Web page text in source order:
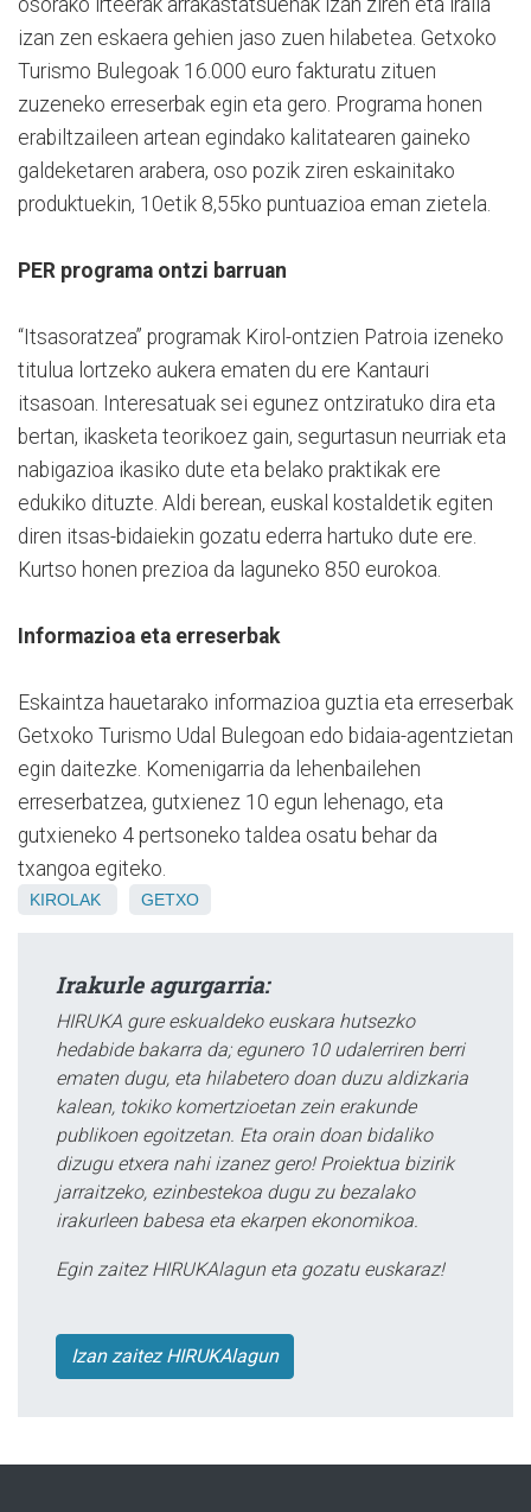
izan zen eskaera gehien jaso zuen hilabetea. Getxoko
Turismo Bulegoak 16.000 euro fakturatu zituen
zuzeneko erreserbak egin eta gero. Programa honen
erabiltzaileen artean egindako kalitatearen gaineko
galdeketaren arabera, oso pozik ziren eskainitako
produktuekin, 10etik 8,55ko puntuazioa eman zietela.
PER programa ontzi barruan
“Itsasoratzea” programak Kirol-ontzien Patroia izeneko
titulua lortzeko aukera ematen du ere Kantauri
itsasoan. Interesatuak sei egunez ontziratuko dira eta
bertan, ikasketa teorikoez gain, segurtasun neurriak eta
nabigazioa ikasiko dute eta belako praktikak ere
edukiko dituzte. Aldi berean, euskal kostaldetik egiten
diren itsas-bidaiekin gozatu ederra hartuko dute ere.
Kurtso honen prezioa da laguneko 850 eurokoa.
Informazioa eta erreserbak
Eskaintza hauetarako informazioa guztia eta erreserbak
Getxoko Turismo Udal Bulegoan edo bidaia-agentzietan
egin daitezke. Komenigarria da lehenbailehen
erreserbatzea, gutxienez 10 egun lehenago, eta
gutxieneko 4 pertsoneko taldea osatu behar da
txangoa egiteko.
KIROLAK GETXO
Irakurle agurgarria:
HIRUKA gure eskualdeko euskara hutsezko
hedabide bakarra da; egunero 10 udalerriren berri
ematen dugu, eta hilabetero doan duzu aldizkaria
kalean, tokiko komertzioetan zein erakunde
publikoen egoitzetan. Eta orain doan bidaliko
dizugu etxera nahi izanez gero! Proiektua bizirik
jarraitzeko, ezinbestekoa dugu zu bezalako
irakurleen babesa eta ekarpen ekonomikoa.
Egin zaitez HIRUKAlagun eta gozatu euskaraz!
Izan zaitez HIRUKAlagun